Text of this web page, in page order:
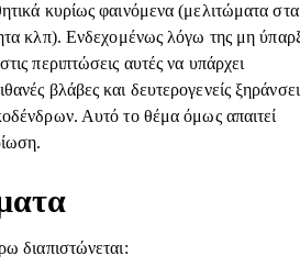
κυρίως φαινόμενα (μελιτώματα στα
κλπ). Ενδεχομένως λόγω της μη
περιπτώσεις αυτές να υπάρχει
βλάβες και δευτερογενείς
Αυτό το θέμα όμως απαιτεί
διαπιστώνεται: